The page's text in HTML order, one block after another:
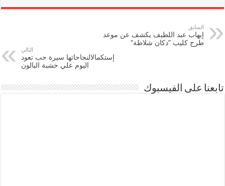
السابق
إيهاب عبد اللطيف يكشف عن موعد
طرح كليب ”دكان شلاطة“
التالي
إستكمالالنجاحاتها سيرة حب تعود
اليوم علي خشبة البالون
تابعنا على الفيسبوك